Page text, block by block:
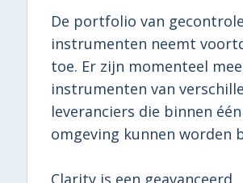
De portfolio van
instrumenten neemt
toe. Er zijn momenteel
instrumenten van
leveranciers die binnen één
omgeving kunnen worden
Clarity is een geavanceerd